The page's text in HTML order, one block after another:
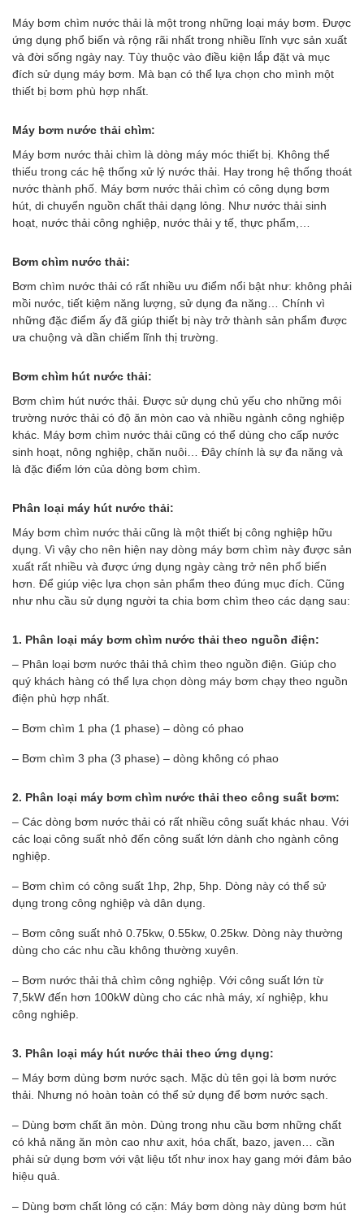
Máy bơm chìm nước thải là một trong những loại máy bơm. Được
ứng dụng phổ biến và rộng rãi nhất trong nhiều lĩnh vực sản xuất
và đời sống ngày nay. Tùy thuộc vào điều kiện lắp đặt và mục
đích sử dụng máy bơm. Mà bạn có thể lựa chọn cho mình một
thiết bị bơm phù hợp nhất.
Máy bơm nước thải chìm:
Máy bơm nước thải chìm là dòng máy móc thiết bị. Không thể
thiếu trong các hệ thống xử lý nước thải. Hay trong hệ thống thoát
nước thành phố. Máy bơm nước thải chìm có công dụng bơm
hút, di chuyển nguồn chất thải dạng lỏng. Như nước thải sinh
hoạt, nước thải công nghiệp, nước thải y tế, thực phẩm,…
Bơm chìm nước thải:
Bơm chìm nước thải có rất nhiều ưu điểm nổi bật như: không phải
mồi nước, tiết kiệm năng lượng, sử dụng đa năng… Chính vì
những đặc điểm ấy đã giúp thiết bị này trở thành sản phẩm được
ưa chuộng và dần chiếm lĩnh thị trường.
Bơm chìm hút nước thải:
Bơm chìm hút nước thải. Được sử dụng chủ yếu cho những môi
trường nước thải có độ ăn mòn cao và nhiều ngành công nghiệp
khác. Máy bơm chìm nước thải cũng có thể dùng cho cấp nước
sinh hoạt, nông nghiệp, chăn nuôi… Đây chính là sự đa năng và
là đặc điểm lớn của dòng bơm chìm.
Phân loại máy hút nước thải:
Máy bơm chìm nước thải cũng là một thiết bị công nghiệp hữu
dụng. Vì vậy cho nên hiện nay dòng máy bơm chìm này được sản
xuất rất nhiều và được ứng dụng ngày càng trở nên phổ biến
hơn. Để giúp việc lựa chọn sản phẩm theo đúng mục đích. Cũng
như nhu cầu sử dụng người ta chia bơm chìm theo các dạng sau:
1. Phân loại máy bơm chìm nước thải theo nguồn điện:
– Phân loại bơm nước thải thả chìm theo nguồn điện. Giúp cho
quý khách hàng có thể lựa chọn dòng máy bơm chạy theo nguồn
điện phù hợp nhất.
– Bơm chìm 1 pha (1 phase) – dòng có phao
– Bơm chìm 3 pha (3 phase) – dòng không có phao
2. Phân loại máy bơm chìm nước thải theo công suất bơm:
– Các dòng bơm nước thải có rất nhiều công suất khác nhau. Với
các loại công suất nhỏ đến công suất lớn dành cho ngành công
nghiệp.
– Bơm chìm có công suất 1hp, 2hp, 5hp. Dòng này có thể sử
dụng trong công nghiệp và dân dụng.
– Bơm công suất nhỏ 0.75kw, 0.55kw, 0.25kw. Dòng này thường
dùng cho các nhu cầu không thường xuyên.
– Bơm nước thải thả chìm công nghiệp. Với công suất lớn từ
7,5kW đến hơn 100kW dùng cho các nhà máy, xí nghiệp, khu
công nghiêp.
3. Phân loại máy hút nước thải theo ứng dụng:
– Máy bơm dùng bơm nước sạch. Mặc dù tên gọi là bơm nước
thải. Nhưng nó hoàn toàn có thể sử dụng để bơm nước sạch.
– Dùng bơm chất ăn mòn. Dùng trong nhu cầu bơm những chất
có khả năng ăn mòn cao như axit, hóa chất, bazo, javen… cần
phải sử dụng bơm với vật liệu tốt như inox hay gang mới đảm bảo
hiệu quả.
– Dùng bơm chất lỏng có cặn: Máy bơm dòng này dùng bơm hút